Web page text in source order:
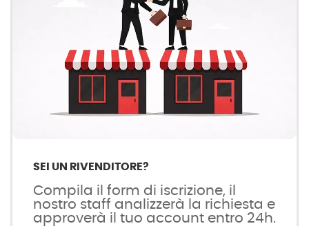
SEI UN RIVENDITORE?
Compila il form di iscrizione, il
nostro staff analizzerà la richiesta e
approverà il tuo account entro 24h.